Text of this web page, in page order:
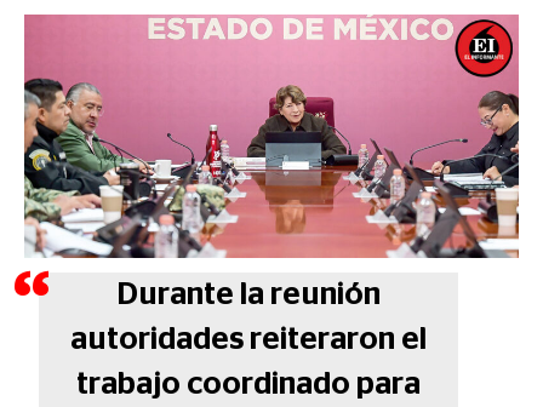
Durante la reunión
autoridades reiteraron el
trabajo coordinado para